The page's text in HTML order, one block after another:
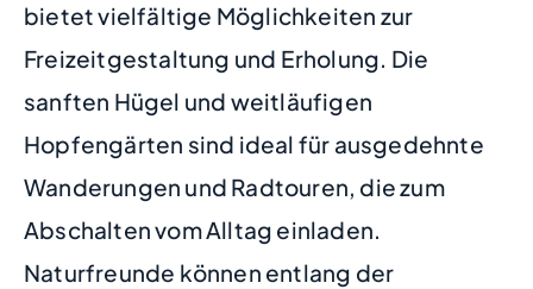
bietet vielfältige Möglichkeiten zur
Freizeitgestaltung und Erholung. Die
sanften Hügel und weitläufigen
Hopfengärten sind ideal für ausgedehnte
Wanderungen und Radtouren, die zum
Abschalten vom Alltag einladen.
Naturfreunde können entlang der